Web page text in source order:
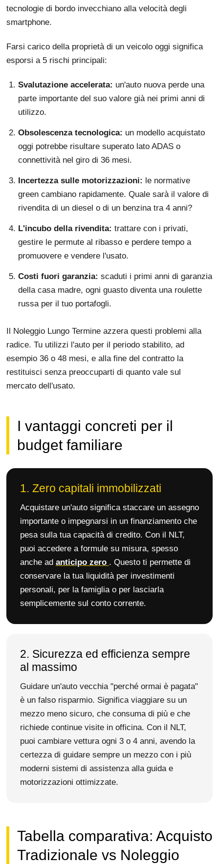
tecnologie di bordo invecchiano alla velocità degli
smartphone.
Farsi carico della proprietà di un veicolo oggi significa
esporsi a 5 rischi principali:
Svalutazione accelerata: un'auto nuova perde una
parte importante del suo valore già nei primi anni di
utilizzo.
Obsolescenza tecnologica: un modello acquistato
oggi potrebbe risultare superato lato ADAS o
connettività nel giro di 36 mesi.
Incertezza sulle motorizzazioni: le normative
green cambiano rapidamente. Quale sarà il valore di
rivendita di un diesel o di un benzina tra 4 anni?
L'incubo della rivendita: trattare con i privati,
gestire le permute al ribasso e perdere tempo a
promuovere e vendere l'usato.
Costi fuori garanzia: scaduti i primi anni di garanzia
della casa madre, ogni guasto diventa una roulette
russa per il tuo portafogli.
Il Noleggio Lungo Termine azzera questi problemi alla
radice. Tu utilizzi l'auto per il periodo stabilito, ad
esempio 36 o 48 mesi, e alla fine del contratto la
restituisci senza preoccuparti di quanto vale sul
mercato dell'usato.
I vantaggi concreti per il
budget familiare
1. Zero capitali immobilizzati
Acquistare un'auto significa staccare un assegno
importante o impegnarsi in un finanziamento che
pesa sulla tua capacità di credito. Con il NLT,
puoi accedere a formule su misura, spesso
anche ad anticipo zero . Questo ti permette di
conservare la tua liquidità per investimenti
personali, per la famiglia o per lasciarla
semplicemente sul conto corrente.
2. Sicurezza ed efficienza sempre
al massimo
Guidare un'auto vecchia "perché ormai è pagata"
è un falso risparmio. Significa viaggiare su un
mezzo meno sicuro, che consuma di più e che
richiede continue visite in officina. Con il NLT,
puoi cambiare vettura ogni 3 o 4 anni, avendo la
certezza di guidare sempre un mezzo con i più
moderni sistemi di assistenza alla guida e
motorizzazioni ottimizzate.
Tabella comparativa: Acquisto
Tradizionale vs Noleggio